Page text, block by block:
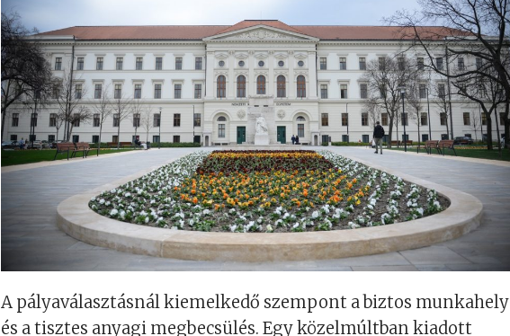
A pályaválasztásnál kiemelkedő szempont a biztos munkahely
és a tisztes anyagi megbecsülés. Egy közelmúltban kiadott